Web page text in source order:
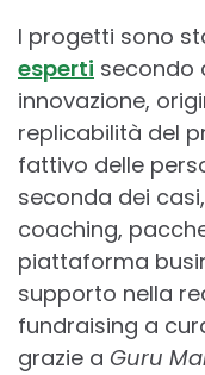
I progetti sono
esperti secondo
innovazione,
replicabilità del
fattivo delle
seconda dei
coaching,
piattaforma
supporto nella
fundraising a
grazie a Guru